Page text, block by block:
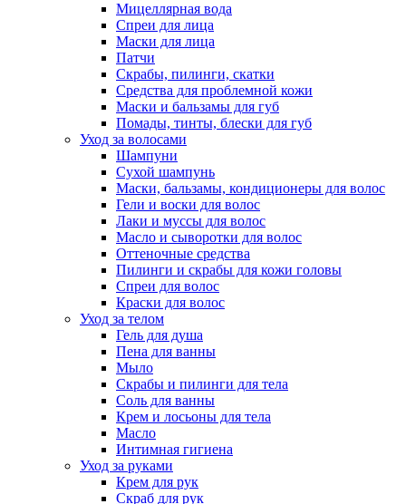
Мицеллярная вода
Спреи для лица
Маски для лица
Патчи
Скрабы, пилинги, скатки
Средства для проблемной кожи
Маски и бальзамы для губ
Помады, тинты, блески для губ
Уход за волосами
Шампуни
Сухой шампунь
Маски, бальзамы, кондиционеры для волос
Гели и воски для волос
Лаки и муссы для волос
Масло и сыворотки для волос
Оттеночные средства
Пилинги и скрабы для кожи головы
Спреи для волос
Краски для волос
Уход за телом
Гель для душа
Пена для ванны
Мыло
Скрабы и пилинги для тела
Соль для ванны
Крем и лосьоны для тела
Масло
Интимная гигиена
Уход за руками
Крем для рук
Скраб для рук